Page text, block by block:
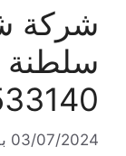
شركة
سلطنة
03/07/2024